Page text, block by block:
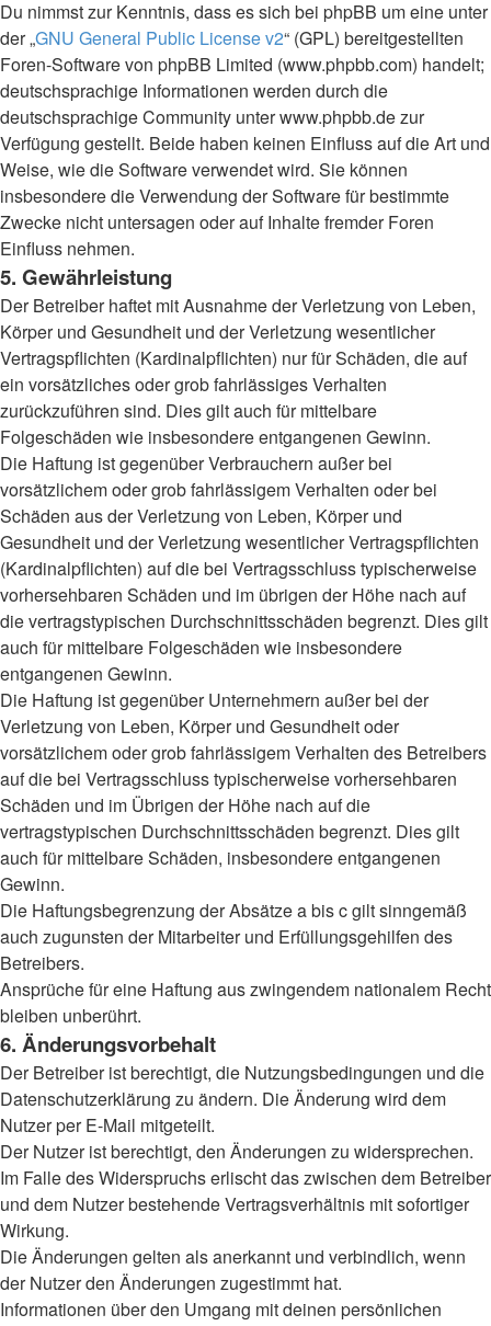
Du nimmst zur Kenntnis, dass es sich bei phpBB um eine unter
der „GNU General Public License v2“ (GPL) bereitgestellten
Foren-Software von phpBB Limited (www.phpbb.com) handelt;
deutschsprachige Informationen werden durch die
deutschsprachige Community unter www.phpbb.de zur
Verfügung gestellt. Beide haben keinen Einfluss auf die Art und
Weise, wie die Software verwendet wird. Sie können
insbesondere die Verwendung der Software für bestimmte
Zwecke nicht untersagen oder auf Inhalte fremder Foren
Einfluss nehmen.
5. Gewährleistung
Der Betreiber haftet mit Ausnahme der Verletzung von Leben,
Körper und Gesundheit und der Verletzung wesentlicher
Vertragspflichten (Kardinalpflichten) nur für Schäden, die auf
ein vorsätzliches oder grob fahrlässiges Verhalten
zurückzuführen sind. Dies gilt auch für mittelbare
Folgeschäden wie insbesondere entgangenen Gewinn.
Die Haftung ist gegenüber Verbrauchern außer bei
vorsätzlichem oder grob fahrlässigem Verhalten oder bei
Schäden aus der Verletzung von Leben, Körper und
Gesundheit und der Verletzung wesentlicher Vertragspflichten
(Kardinalpflichten) auf die bei Vertragsschluss typischerweise
vorhersehbaren Schäden und im übrigen der Höhe nach auf
die vertragstypischen Durchschnittsschäden begrenzt. Dies gilt
auch für mittelbare Folgeschäden wie insbesondere
entgangenen Gewinn.
Die Haftung ist gegenüber Unternehmern außer bei der
Verletzung von Leben, Körper und Gesundheit oder
vorsätzlichem oder grob fahrlässigem Verhalten des Betreibers
auf die bei Vertragsschluss typischerweise vorhersehbaren
Schäden und im Übrigen der Höhe nach auf die
vertragstypischen Durchschnittsschäden begrenzt. Dies gilt
auch für mittelbare Schäden, insbesondere entgangenen
Gewinn.
Die Haftungsbegrenzung der Absätze a bis c gilt sinngemäß
auch zugunsten der Mitarbeiter und Erfüllungsgehilfen des
Betreibers.
Ansprüche für eine Haftung aus zwingendem nationalem Recht
bleiben unberührt.
6. Änderungsvorbehalt
Der Betreiber ist berechtigt, die Nutzungsbedingungen und die
Datenschutzerklärung zu ändern. Die Änderung wird dem
Nutzer per E-Mail mitgeteilt.
Der Nutzer ist berechtigt, den Änderungen zu widersprechen.
Im Falle des Widerspruchs erlischt das zwischen dem Betreiber
und dem Nutzer bestehende Vertragsverhältnis mit sofortiger
Wirkung.
Die Änderungen gelten als anerkannt und verbindlich, wenn
der Nutzer den Änderungen zugestimmt hat.
Informationen über den Umgang mit deinen persönlichen